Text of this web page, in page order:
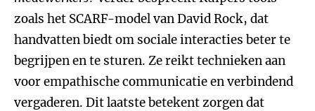
zoals het SCARF-model van David Rock, dat
handvatten biedt om sociale interacties beter te
begrijpen en te sturen. Ze reikt technieken aan
voor empathische communicatie en verbindend
vergaderen. Dit laatste betekent zorgen dat